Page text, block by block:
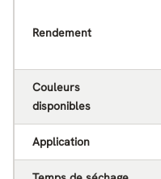
Rendement
Couleurs
disponibles
Application